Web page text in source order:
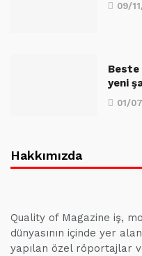
09/
Beste
yeni
01/
Hakkımızda
Quality of Magazine iş,
dünyasının içinde yer
yapılan özel röportajlar